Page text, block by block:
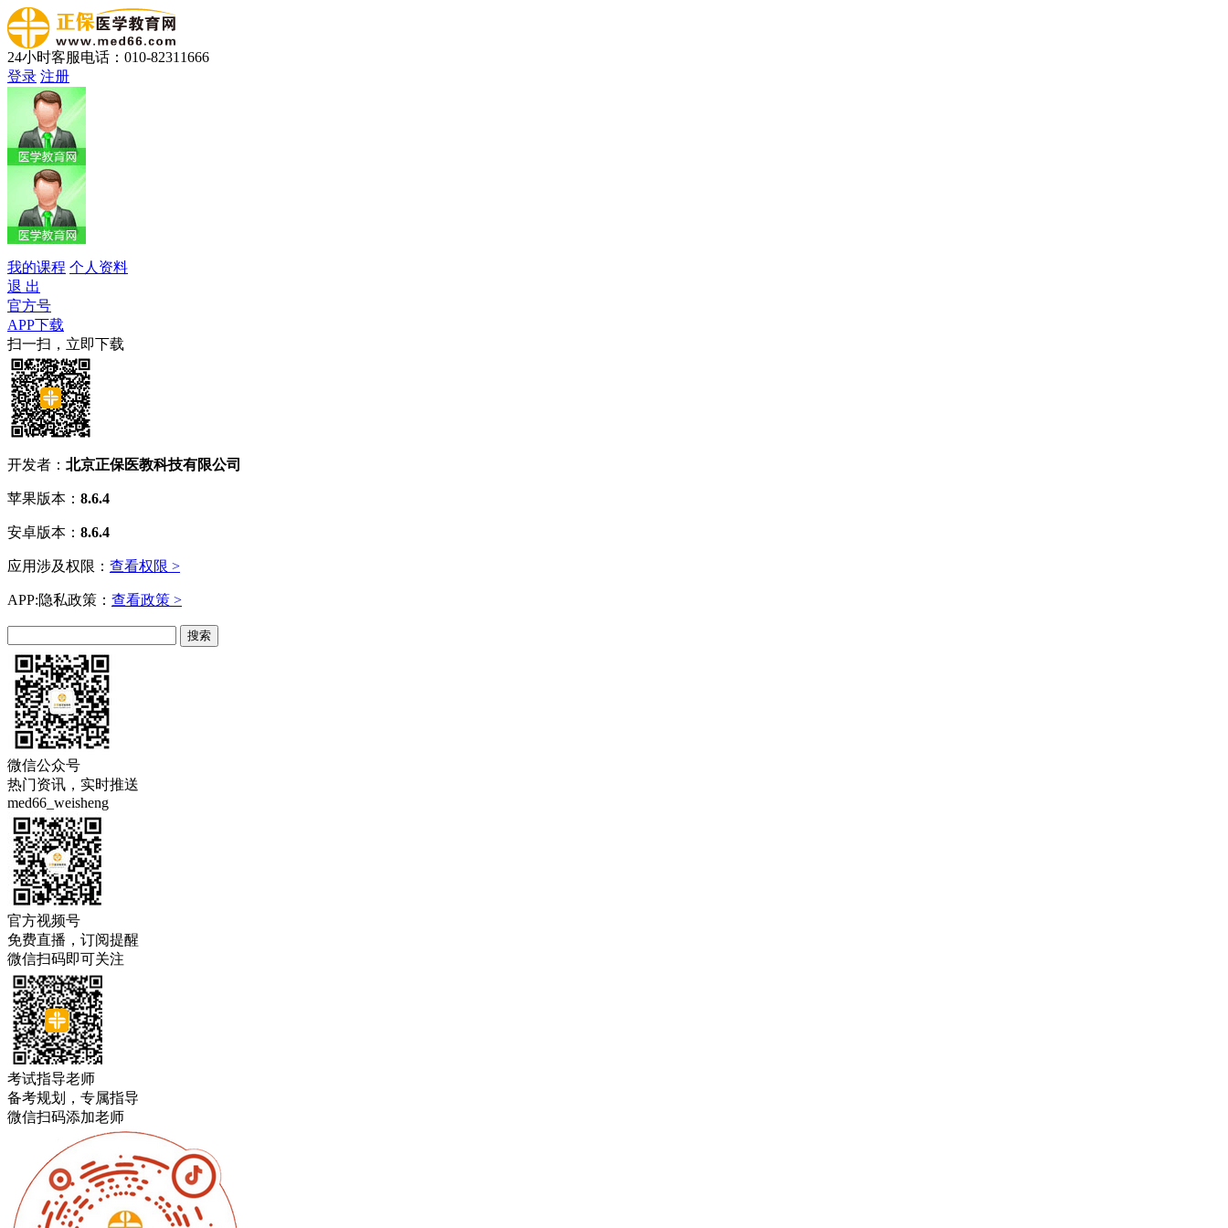
24小时客服电话：010-82311666
登录 注册
我的课程 个人资料
退 出
官方号
APP下载
扫一扫，立即下载
开发者： 北京正保医教科技有限公司
苹果版本： 8.6.4
安卓版本： 8.6.4
应用涉及权限： 查看权限 >
APP:隐私政策： 查看政策 >
微信公众号
热门资讯，实时推送
med66_weisheng
官方视频号
免费直播，订阅提醒
微信扫码即可关注
考试指导老师
备考规划，专属指导
微信扫码添加老师